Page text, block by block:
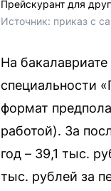
Прейскурант для
Источник: приказ с
На
специальности
формат
работой). За
год – 39,1 тыс.
тыс. рублей за